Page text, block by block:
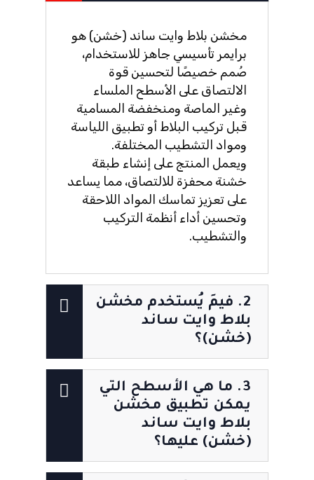
مخشن بلاط وايت ساند (خشن) هو
برايمر تأسيسي جاهز للاستخدام،
صُمم خصيصًا لتحسين قوة
الالتصاق على الأسطح الملساء
وغير الماصة ومنخفضة المسامية
قبل تركيب البلاط أو تطبيق اللياسة
ومواد التشطيب المختلفة.
ويعمل المنتج على إنشاء طبقة
خشنة محفزة للالتصاق، مما يساعد
على تعزيز تماسك المواد اللاحقة
وتحسين أداء أنظمة التركيب
والتشطيب.
2. فيمَ يُستخدم مخشن
بلاط وايت ساند
(خشن)؟
3. ما هي الأسطح التي
يمكن تطبيق مخشن
بلاط وايت ساند
(خشن) عليها؟